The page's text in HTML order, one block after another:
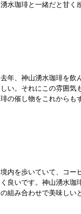
湧水珈琲と一緒だと甘く
去年、神山湧水珈琲を飲
しい。それにこの雰囲気
琲の催し物をこれからも
境内を歩いていて、コー
く良いです。神山湧水珈
の組み合わせで美味しい